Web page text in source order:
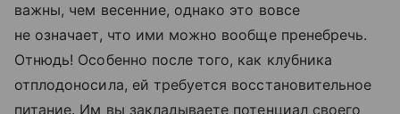
важны, чем весенние, однако это вовсе
не означает, что ими можно вообще пренебречь.
Отнюдь! Особенно после того, как клубника
отплодоносила, ей требуется восстановительное
питание. Им вы закладываете потенциал своего